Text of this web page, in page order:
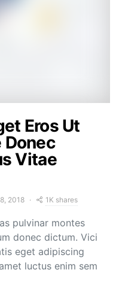
Eros Ut
Donec
Vitae
2018 1K shares
pulvinar montes
donec dictum. Vici
eget adipiscing
luctus enim sem